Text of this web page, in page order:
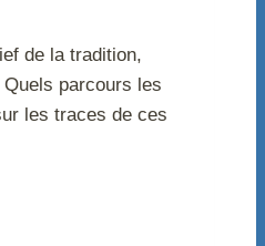
de la tradition,
parcours les
les traces de ces